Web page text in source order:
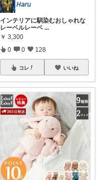
𝘏𝘢𝘳𝘶
インテリアに馴染むおしゃれな
レーベルレーベ ...
￥ 3,300
0 0 128
コレ いいね